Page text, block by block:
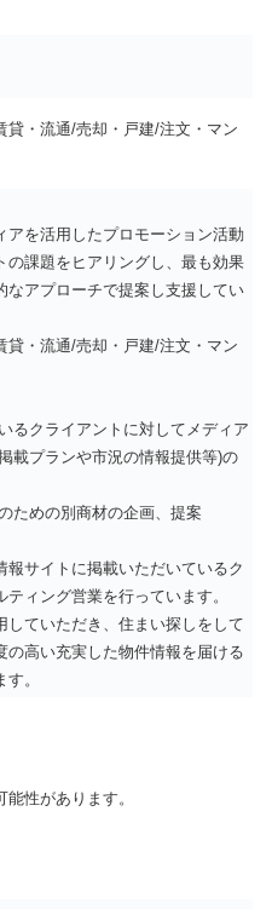
貸・流通/売却・戸建/注文・マン
アを活用したプロモーション活動
の課題をヒアリングし、最も効果
なアプローチで提案し支援してい
貸・流通/売却・戸建/注文・マン
るクライアントに対してメディア
載プランや市況の情報提供等)の
ための別商材の企画、提案
報サイトに掲載いただいているク
ィング営業を行っています。
していただき、住まい探しをして
の高い充実した物件情報を届ける
。
性があります。